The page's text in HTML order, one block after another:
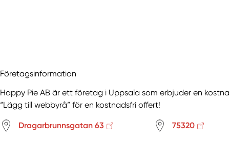
Företagsinformation
Happy Pie AB är ett företag i Uppsala som erbjuder en
“Lägg till webbyrå” för en kostnadsfri offert!
Dragarbrunnsgatan 63 75320